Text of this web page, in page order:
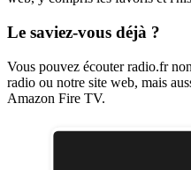
Le saviez-vous déjà ?
Vous pouvez écouter radio.fr
radio ou notre site web, mais
Amazon Fire TV.